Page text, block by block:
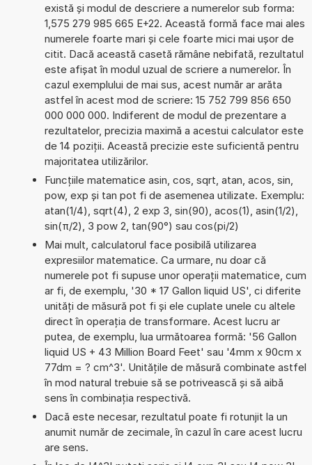
există și modul de descriere a numerelor sub forma:
1,575 279 985 665 E+22. Această formă face mai ales
numerele foarte mari și cele foarte mici mai ușor de
citit. Dacă această casetă rămâne nebifată, rezultatul
este afișat în modul uzual de scriere a numerelor. În
cazul exemplului de mai sus, acest număr ar arăta
astfel în acest mod de scriere: 15 752 799 856 650
000 000 000. Indiferent de modul de prezentare a
rezultatelor, precizia maximă a acestui calculator este
de 14 poziții. Această precizie este suficientă pentru
majoritatea utilizărilor.
Funcțiile matematice asin, cos, sqrt, atan, acos, sin,
pow, exp și tan pot fi de asemenea utilizate. Exemplu:
atan(1/4), sqrt(4), 2 exp 3, sin(90), acos(1), asin(1/2),
sin(π/2), 3 pow 2, tan(90°) sau cos(pi/2)
Mai mult, calculatorul face posibilă utilizarea
expresiilor matematice. Ca urmare, nu doar că
numerele pot fi supuse unor operații matematice, cum
ar fi, de exemplu, '30 * 17 Gallon liquid US', ci diferite
unități de măsură pot fi și ele cuplate unele cu altele
direct în operația de transformare. Acest lucru ar
putea, de exemplu, lua următoarea formă: '56 Gallon
liquid US + 43 Million Board Feet' sau '4mm x 90cm x
77dm = ? cm^3'. Unitățile de măsură combinate astfel
în mod natural trebuie să se potrivească și să aibă
sens în combinația respectivă.
Dacă este necesar, rezultatul poate fi rotunjit la un
anumit număr de zecimale, în cazul în care acest lucru
are sens.